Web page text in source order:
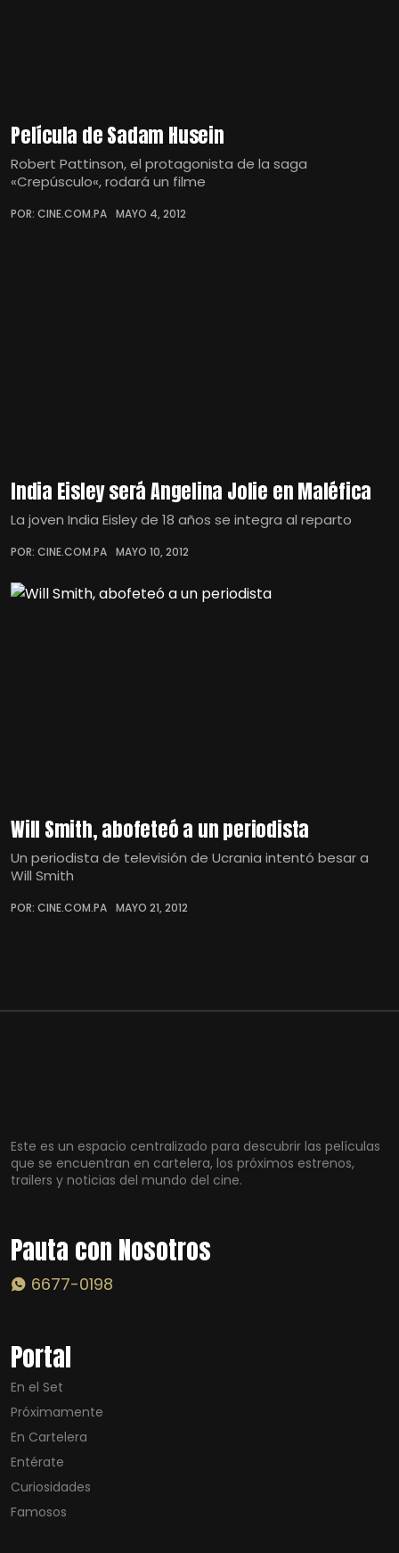
Película de Sadam Husein
Robert Pattinson, el protagonista de la saga
«Crepúsculo«, rodará un filme
POR: CINE.COM.PA MAYO 4, 2012
India Eisley será Angelina Jolie en Maléfica
La joven India Eisley de 18 años se integra al reparto
POR: CINE.COM.PA MAYO 10, 2012
Will Smith, abofeteó a un periodista
Un periodista de televisión de Ucrania intentó besar a
Will Smith
POR: CINE.COM.PA MAYO 21, 2012
Este es un espacio centralizado para descubrir las películas
que se encuentran en cartelera, los próximos estrenos,
trailers y noticias del mundo del cine.
Pauta con Nosotros
6677-0198
Portal
En el Set
Próximamente
En Cartelera
Entérate
Curiosidades
Famosos